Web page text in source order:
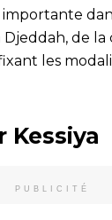
de
les
Kessiya
PUBLICITÉ